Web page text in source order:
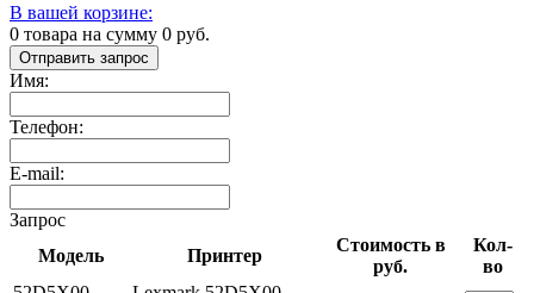
В вашей корзине:
0 товара на сумму 0 руб.
Отправить запрос
Имя:
Телефон:
E-mail:
Запрос
Модель
Принтер
Стоимость в
руб.
Кол-
во